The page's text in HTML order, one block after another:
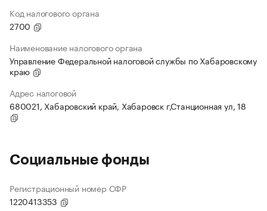
Код налогового органа
2700
Наименование налогового органа
Управление Федеральной налоговой службы по Хабаровскому
краю
Адрес налоговой
680021, Хабаровский край, Хабаровск г,Станционная ул, 18
Социальные фонды
Регистрационный номер СФР
1220413353